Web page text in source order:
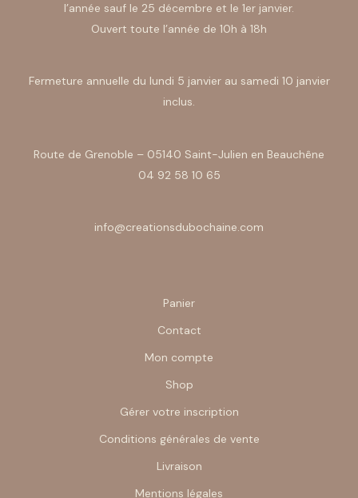
l’année sauf le 25 décembre et le 1er janvier.
Ouvert toute l’année de 10h à 18h
Fermeture annuelle du lundi 5 janvier au samedi 10 janvier
inclus.
Route de Grenoble – 05140 Saint-Julien en Beauchêne
04 92 58 10 65
info@creationsdubochaine.com
Panier
Contact
Mon compte
Shop
Gérer votre inscription
Conditions générales de vente
Livraison
Mentions légales